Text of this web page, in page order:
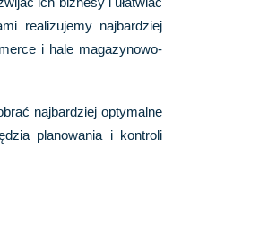
realizujemy najbardziej
i hale magazynowo-
najbardziej optymalne
planowania i kontroli